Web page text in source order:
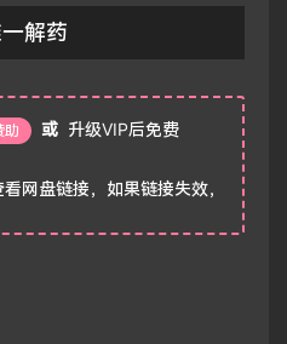
解药
助 或 升级VIP后免费
网盘链接，如果链接失效，